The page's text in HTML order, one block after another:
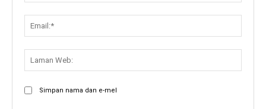
Simpan nama dan e-mel